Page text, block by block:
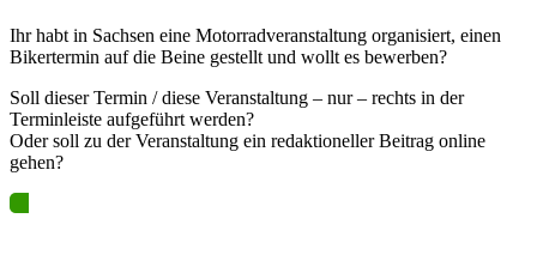
Ihr habt in Sachsen eine Motorradveranstaltung organisiert, einen
Bikertermin auf die Beine gestellt und wollt es bewerben?
Soll dieser Termin / diese Veranstaltung – nur – rechts in der
Terminleiste aufgeführt werden?
Oder soll zu der Veranstaltung ein redaktioneller Beitrag online
gehen?